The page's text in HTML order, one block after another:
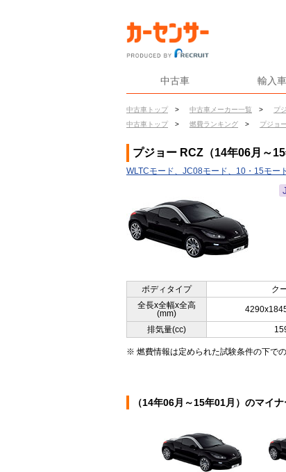
中古車 輸入車
中古車トップ > 中古車メーカー一覧 > プ
中古車トップ
> 燃費ランキング > プジョ
プジョー RCZ（14年06月～
WLTCモード、JC08モード、10・15モー
ボディタイプ ク
全長x全幅x全高
(mm)
排気量(cc)
※ 燃費情報は定められた試験条件の下で
（14年06月～15年01月）のマイ